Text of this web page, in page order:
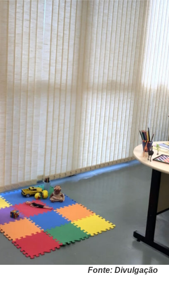
Fonte: Divulgação